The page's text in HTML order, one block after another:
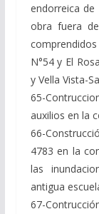
endorreica
obra fuera
N°54 y El
y Vella Vista-
65-
auxilios en la
66-
4783 en la
las
antigua
67-